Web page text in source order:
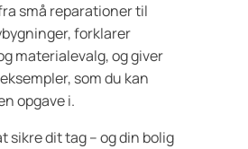
små reparationer til
forklarer
materialevalg, og giver
som du kan
opgave i.
sikre dit tag – og din bolig